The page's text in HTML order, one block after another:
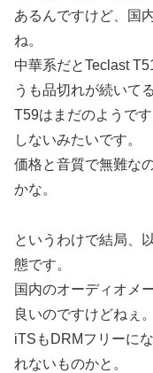
あるんですけど、国
ね。
中華系だとTeclast
うも品切れが続いて
T59はまだのようで
しないみたいです。
価格と音質で無難な
かな。
というわけで結局、
態です。
国内のオーディオメ
良いのですけどねぇ。
iTSもDRMフリーに
れないものかと。